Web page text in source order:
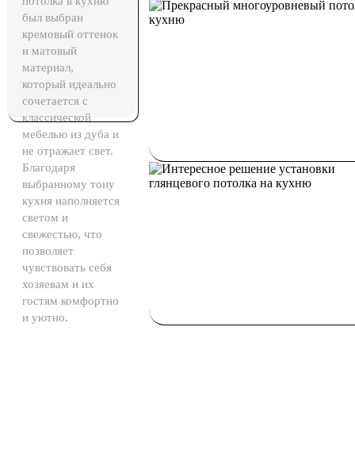
был выбран
кремовый оттенок
и матовый
материал,
который идеально
сочетается с
классической
мебелью из дуба и
не отражает свет.
Благодаря
выбранному тону
кухня наполняется
светом и
свежестью, что
позволяет
чувствовать себя
хозяевам и их
гостям комфортно
и уютно.